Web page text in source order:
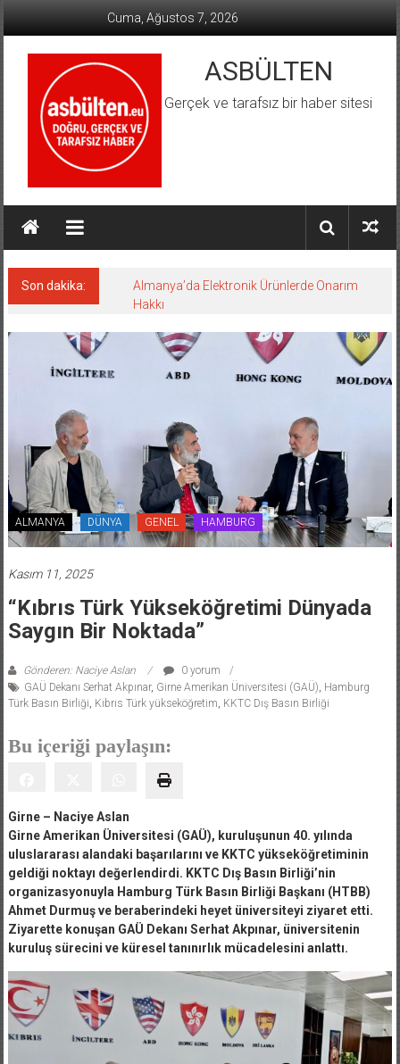
Cuma, Ağustos 7, 2026
ASBÜLTEN
Gerçek ve tarafsız bir haber sitesi
Son dakika:
Almanya’da Elektronik Ürünlerde Onarım
Hakkı
ALMANYA DÜNYA GENEL HAMBURG
Kasım 11, 2025
“Kıbrıs Türk Yükseköğretimi Dünyada
Saygın Bir Noktada”
Gönderen: Naciye Aslan
0 yorum
GAÜ Dekanı Serhat Akpınar, Girne Amerikan Üniversitesi (GAÜ) Hamburg
Türk Basın Birliği Kıbrıs Türk yükseköğretim KKTC Dış Basın Birliği
Bu içeriği paylaşın:
Girne – Naciye Aslan
Girne Amerikan Üniversitesi (GAÜ), kuruluşunun 40. yılında
uluslararası alandaki başarılarını ve KKTC yükseköğretiminin
geldiği noktayı değerlendirdi. KKTC Dış Basın Birliği’nin
organizasyonuyla Hamburg Türk Basın Birliği Başkanı (HTBB)
Ahmet Durmuş ve beraberindeki heyet üniversiteyi ziyaret etti.
Ziyarette konuşan GAÜ Dekanı Serhat Akpınar, üniversitenin
kuruluş sürecini ve küresel tanınırlık mücadelesini anlattı.